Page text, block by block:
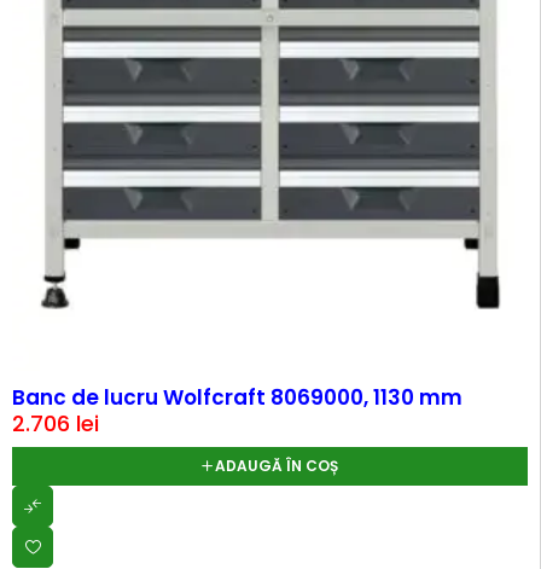
Banc de lucru Wolfcraft 8069000, 1130 mm
2.706 lei
ADAUGĂ ÎN COȘ